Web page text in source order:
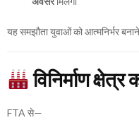
यह समझौता युवाओं को आत्मनिर्भर
विनिर्माण
FTA से—